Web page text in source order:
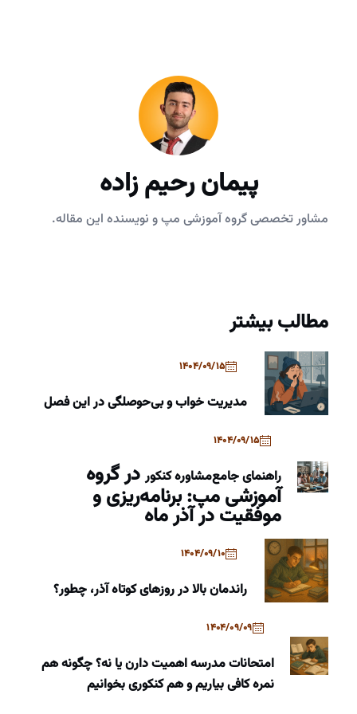
پیمان رحیم زاده
مشاور تخصصی گروه آموزشی مپ و نویسنده این مقاله.
مطالب بیشتر
1404/09/15
مدیریت خواب و بی‌حوصلگی در این فصل
1404/09/15
راهنمای جامعمشاوره کنکوردر گروه
آموزشی مپ: برنامه‌ریزی و
موفقیت در آذر ماه
1404/09/10
راندمان بالا در روزهای کوتاه آذر، چطور؟
1404/09/09
امتحانات مدرسه اهمیت دارن یا نه؟ چگونه هم
نمره کافی بیاریم و هم کنکوری بخوانیم